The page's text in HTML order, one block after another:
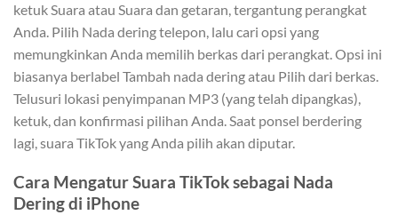
ketuk Suara atau Suara dan getaran, tergantung perangkat
Anda. Pilih Nada dering telepon, lalu cari opsi yang
memungkinkan Anda memilih berkas dari perangkat. Opsi ini
biasanya berlabel Tambah nada dering atau Pilih dari berkas.
Telusuri lokasi penyimpanan MP3 (yang telah dipangkas),
ketuk, dan konfirmasi pilihan Anda. Saat ponsel berdering
lagi, suara TikTok yang Anda pilih akan diputar.
Cara Mengatur Suara TikTok sebagai Nada
Dering di iPhone